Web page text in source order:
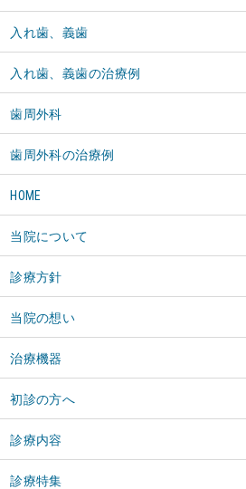
入れ歯、義歯
入れ歯、義歯の治療例
歯周外科
歯周外科の治療例
HOME
当院について
診療方針
当院の想い
治療機器
初診の方へ
診療内容
診療特集